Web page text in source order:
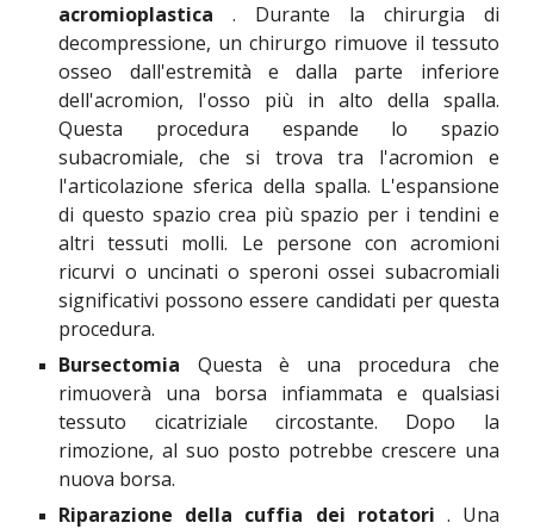
acromioplastica . Durante la chirurgia di
decompressione, un chirurgo rimuove il tessuto
osseo dall'estremità e dalla parte inferiore
dell'acromion, l'osso più in alto della spalla.
Questa procedura espande lo spazio
subacromiale, che si trova tra l'acromion e
l'articolazione sferica della spalla. L'espansione
di questo spazio crea più spazio per i tendini e
altri tessuti molli. Le persone con acromioni
ricurvi o uncinati osperoni ossei subacromiali
significativi possono essere candidati per questa
procedura.
Bursectomia Questa è una procedura che
rimuoverà una borsa infiammata e qualsiasi
tessuto cicatriziale circostante. Dopo la
rimozione, al suo posto potrebbe crescere una
nuova borsa.
Riparazione della cuffia dei rotatori . Una